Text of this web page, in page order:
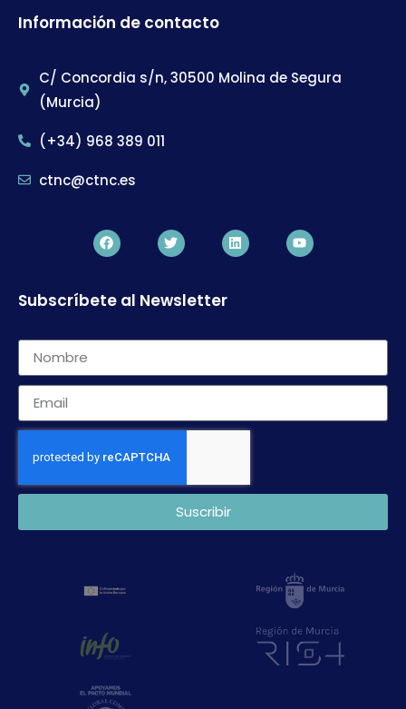
Información de contacto
C/ Concordia s/n, 30500 Molina de Segura
(Murcia)
(+34) 968 389 011
ctnc@ctnc.es
Subscríbete al Newsletter
Suscribir